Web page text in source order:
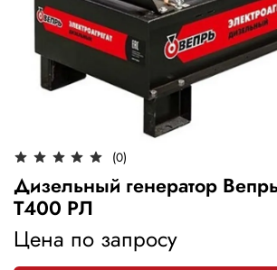
(0)
Дизельный генератор
Т400 РЛ
Цена по запросу